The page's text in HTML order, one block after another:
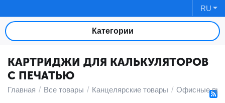
RU
Категории
КАРТРИДЖИ ДЛЯ КАЛЬКУЛЯТОРОВ
С ПЕЧАТЬЮ
Главная / Все товары / Канцелярские товары / Офисные